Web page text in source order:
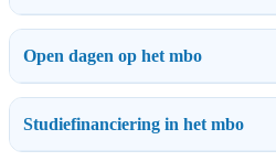
Open dagen op het mbo
Studiefinanciering in het mbo